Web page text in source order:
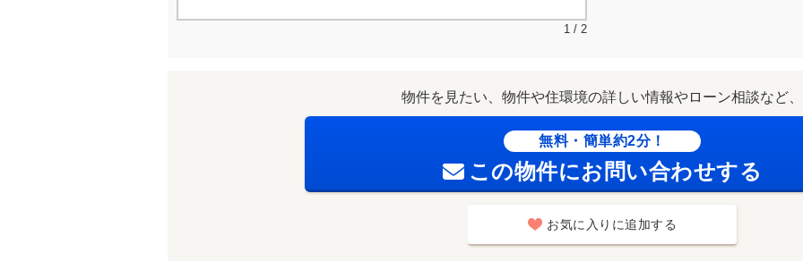
1 / 2
物件を見たい、物件や住環境の詳しい情報やローン相談など、
無料・簡単約2分！
この物件にお問い合わせする
お気に入りに追加する